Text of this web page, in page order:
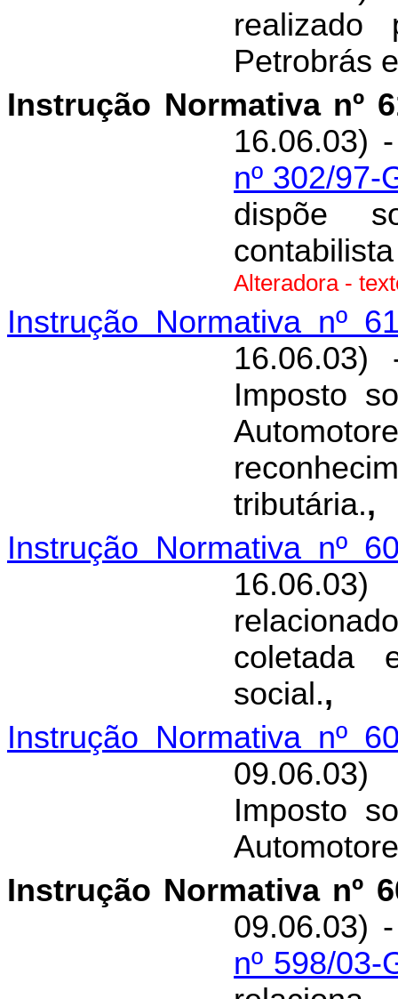
realizado
Petrobrás
Instrução Normativa nº
16.06.03)
nº 302/97-
dispõe
Alteradora -
Instrução Normativa nº
Imposto
tributária.,
Instrução Normativa nº
coletada
social.,
Instrução Normativa nº
Imposto
Instrução Normativa nº
09.06.03)
nº 598/03-